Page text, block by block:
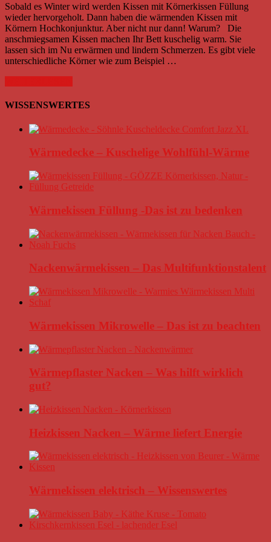
Sobald es Winter wird werden Kissen mit Körnerkissen Füllung
wieder hervorgeholt. Dann haben die wärmenden Kissen mit
Körnern Hochkonjunktur. Aber nicht nur dann! Warum? Die
anschmiegsamen Kissen machen Ihr Bett kuschelig warm. Sie
lassen sich im Nu erwärmen und lindern Schmerzen. Es gibt viele
unterschiedliche Körner wie zum Beispiel …
WISSENSWERTES
Wärmedecke – Kuschelige Wohlfühl-Wärme
Wärmekissen Füllung -Das ist zu bedenken
Nackenwärmekissen – Das Multifunktionstalent
Wärmekissen Mikrowelle – Das ist zu beachten
Wärmepflaster Nacken – Was hilft wirklich
gut?
Heizkissen Nacken – Wärme liefert Energie
Wärmekissen elektrisch – Wissenswertes